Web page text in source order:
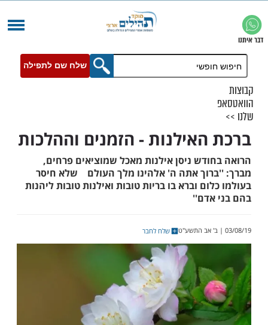
שלח שם לתפילה
- הזמנים וההלכות
ניסן אילנות מאכל שמוציאים פרחים,
וברא בו בריות טובות ואילנות טובות ליהנות
אדם''
שלח לחבר